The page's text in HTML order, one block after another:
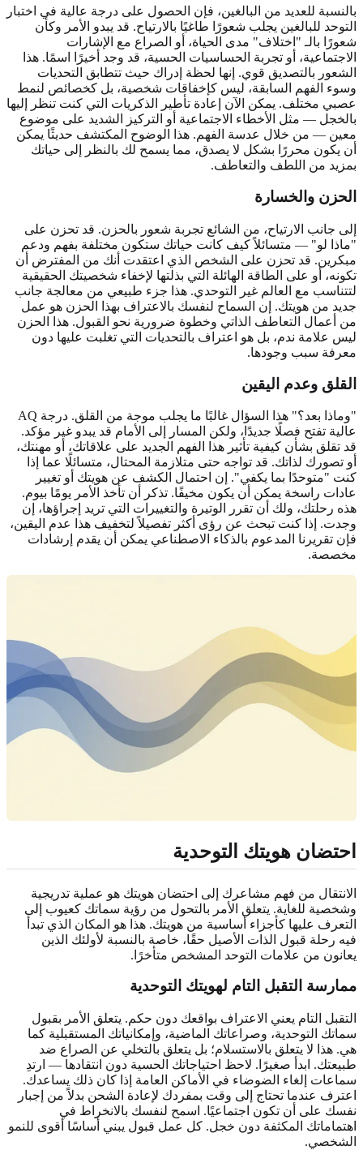
بالنسبة للعديد من البالغين، فإن الحصول على درجة عالية في اختبار
التوحد للبالغين يجلب شعورًا طاغيًا بالارتياح. قد يبدو الأمر وكأن
شعورًا بالـ "اختلاف" مدى الحياة، أو الصراع مع الإشارات
الاجتماعية، أو تجربة الحساسيات الحسية، قد وجد أخيرًا اسمًا. هذا
الشعور بالتصديق قوي. إنها لحظة إدراك حيث تتطابق التحديات
وسوء الفهم السابقة، ليس كإخفاقات شخصية، بل كخصائص لنمط
عصبي مختلف. يمكن الآن إعادة تأطير الذكريات التي كنت تنظر إليها
بالخجل — مثل الأخطاء الاجتماعية أو التركيز الشديد على موضوع
معين — من خلال عدسة الفهم. هذا الوضوح المكتشف حديثًا يمكن
أن يكون محررًا بشكل لا يصدق، مما يسمح لك بالنظر إلى حياتك
بمزيد من اللطف والتعاطف.
الحزن والخسارة
إلى جانب الارتياح، من الشائع تجربة شعور بالحزن. قد تحزن على
"ماذا لو" — متسائلاً كيف كانت حياتك ستكون مختلفة بفهم ودعم
مبكرين. قد تحزن على الشخص الذي اعتقدت أنك من المفترض أن
تكونه، أو على الطاقة الهائلة التي بذلتها لإخفاء شخصيتك الحقيقية
لتتناسب مع العالم غير التوحدي. هذا جزء طبيعي من معالجة جانب
جديد من هويتك. إن السماح لنفسك بالاعتراف بهذا الحزن هو عمل
من أعمال التعاطف الذاتي وخطوة ضرورية نحو القبول. هذا الحزن
ليس علامة ندم، بل هو اعتراف بالتحديات التي تغلبت عليها دون
معرفة سبب وجودها.
القلق وعدم اليقين
"وماذا بعد؟" هذا السؤال غالبًا ما يجلب موجة من القلق. درجة AQ
عالية تفتح فصلًا جديدًا، ولكن المسار إلى الأمام قد يبدو غير مؤكد.
قد تقلق بشأن كيفية تأثير هذا الفهم الجديد على علاقاتك، أو مهنتك،
أو تصورك لذاتك. قد تواجه حتى متلازمة المحتال، متسائلًا عما إذا
كنت "متوحدًا بما يكفي". إن احتمال الكشف عن هويتك أو تغيير
عادات راسخة يمكن أن يكون مخيفًا. تذكر أن تأخذ الأمر يومًا بيوم.
هذه رحلتك، ولك أن تقرر الوتيرة والتغييرات التي تريد إجراؤها، إن
وجدت. إذا كنت تبحث عن رؤى أكثر تفصيلاً لتخفيف هذا عدم اليقين،
فإن تقريرنا المدعوم بالذكاء الاصطناعي يمكن أن يقدم إرشادات
مخصصة.
احتضان هويتك التوحدية
الانتقال من فهم مشاعرك إلى احتضان هويتك هو عملية تدريجية
وشخصية للغاية. يتعلق الأمر بالتحول من رؤية سماتك كعيوب إلى
التعرف عليها كأجزاء أساسية من هويتك. هذا هو المكان الذي تبدأ
فيه رحلة قبول الذات الأصيل حقًا، خاصة بالنسبة لأولئك الذين
يعانون من علامات التوحد المشخص متأخرًا .
ممارسة التقبل التام لهويتك التوحدية
التقبل التام يعني الاعتراف بواقعك دون حكم. يتعلق الأمر بقبول
سماتك التوحدية، وصراعاتك الماضية، وإمكانياتك المستقبلية كما
هي. هذا لا يتعلق بالاستسلام؛ بل يتعلق بالتخلي عن الصراع ضد
طبيعتك. ابدأ صغيرًا. لاحظ احتياجاتك الحسية دون انتقادها — ارتدِ
سماعات إلغاء الضوضاء في الأماكن العامة إذا كان ذلك يساعدك.
اعترف عندما تحتاج إلى وقت بمفردك لإعادة الشحن بدلاً من إجبار
نفسك على أن تكون اجتماعيًا. اسمح لنفسك بالانخراط في
اهتماماتك المكثفة دون خجل. كل عمل قبول يبني أساسًا أقوى للنمو
الشخصي.